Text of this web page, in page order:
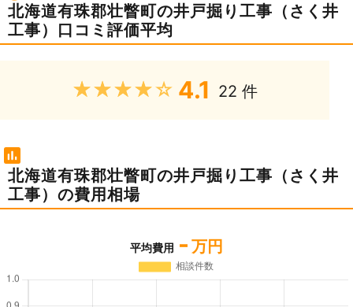
北海道有珠郡壮瞥町の井戸掘り工事（さく井
工事）口コミ評価平均
★★★★★ 4.1 22 件
北海道有珠郡壮瞥町の井戸掘り工事（さく井
工事）の費用相場
平均費用 - 万円